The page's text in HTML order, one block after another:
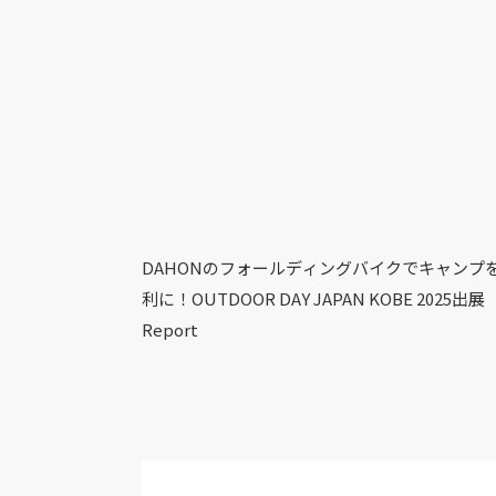
DAHONのフォールディングバイクでキャンプ
利に！OUTDOOR DAY JAPAN KOBE 2025出展
Report